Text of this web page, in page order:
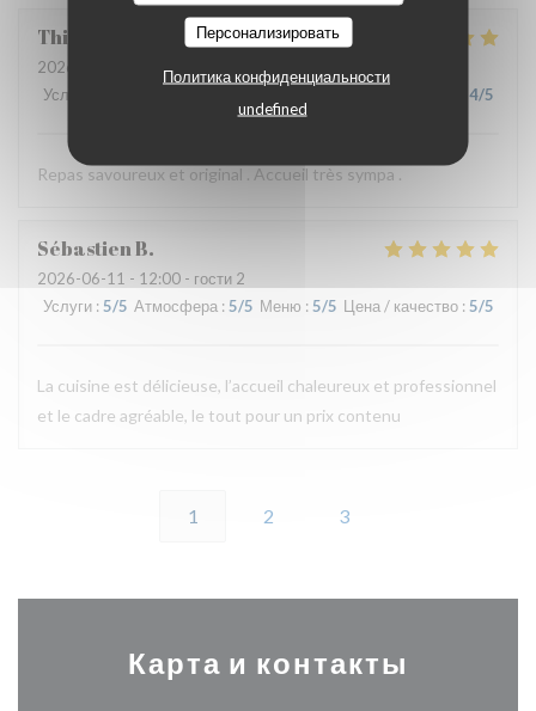
Персонализировать
Политика конфиденциальности
undefined
Thierry
2026-06-11
- 19:30 - гости 2
Услуги
4/5
Repas savoureux et original . Accueil très sympa .
SébastienB
2026-06-11 - 12:00 - гости 2
Услуги : 5/5 Атмосфера : 5/5 Меню : 5/5 Цена / качество : 5/5
La cuisine est délicieuse, l’accueil chaleureux et professionnel
et le cadre agréable, le tout pour un prix contenu
1 2 3
Карта и контакты